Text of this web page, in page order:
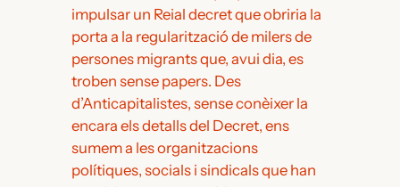
impulsar un Reial decret que obriria la
porta a la regularització de milers de
persones migrants que, avui dia, es
troben sense papers. Des
d’Anticapitalistes, sense conèixer la
encara els detalls del Decret, ens
sumem a les organitzacions
polítiques, socials i sindicals que han